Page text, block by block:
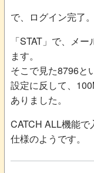
で、ログイン完了。
「STAT」で、メ
ます。
そこで見た8796と
設定に反して、
ありました。
CATCH ALL機能
仕様のようです。